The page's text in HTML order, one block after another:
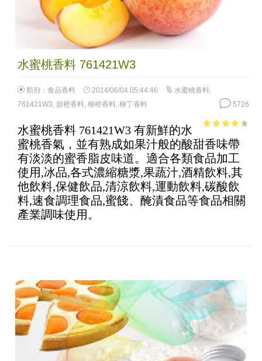
水蜜桃香料 761421W3
類別： 食品香料 2014/06/04 05:44:46 水蜜桃香料,
761421W3, 甜橙香料, 柳橙香料, 柳丁香料 5726
of 5
水蜜桃香料 761421W3 有新鮮的水
蜜桃香氣，並有熟成如果汁般的酸甜香味帶
有淡淡的蜜香脂皮味道。適合各類食品加工
使用,冰品,各式濃縮糖漿,果蔬汁,酒精飲料,其
他飲料,保健飲品,清涼飲料,運動飲料,碳酸飲
料,速食調理食品,蜜餞、醃漬食品等食品相關
產業調味使用。